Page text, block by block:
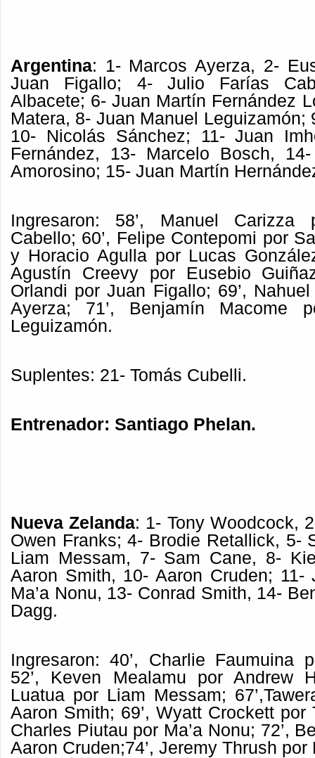
Argentina: 1- Marcos Ayerza, 2-
Juan Figallo; 4- Julio Farías
Albacete; 6- Juan Martín Fernández
Matera, 8- Juan Manuel Leguizamón;
10- Nicolás Sánchez; 11- Juan
Fernández, 13- Marcelo Bosch,
Amorosino; 15- Juan Martín
Ingresaron: 58’, Manuel
Cabello; 60’, Felipe Contepomi por
y Horacio Agulla por Lucas
Agustín Creevy por Eusebio
Orlandi por Juan Figallo; 69’,
Ayerza; 71’, Benjamín Macome
Leguizamón.
Suplentes: 21- Tomás Cubelli.
Entrenador: Santiago Phelan.
Nueva Zelanda: 1- Tony Woodcock,
Owen Franks; 4- Brodie Retallick, 5-
Liam Messam, 7- Sam Cane, 8-
Aaron Smith, 10- Aaron Cruden; 11-
Ma’a Nonu, 13- Conrad Smith, 14-
Dagg.
Ingresaron: 40’, Charlie Faumuina
52’, Keven Mealamu por Andrew
Luatua por Liam Messam;
Aaron Smith; 69’, Wyatt Crockett por
Charles Piutau por Ma’a Nonu; 72’,
Aaron Cruden;74’, Jeremy Thrush